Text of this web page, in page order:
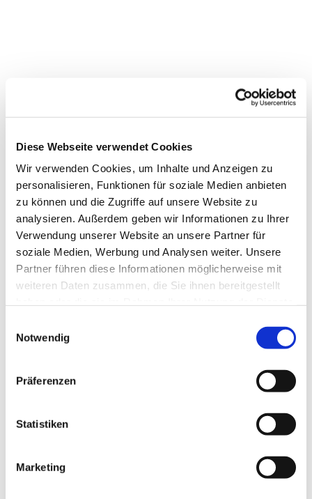
Diese Webseite verwendet Cookies
Wir verwenden Cookies, um Inhalte und Anzeigen zu
personalisieren, Funktionen für soziale Medien anbieten
zu können und die Zugriffe auf unsere Website zu
analysieren. Außerdem geben wir Informationen zu Ihrer
Verwendung unserer Website an unsere Partner für
soziale Medien, Werbung und Analysen weiter. Unsere
Partner führen diese Informationen möglicherweise mit
weiteren Daten zusammen, die Sie ihnen bereitgestellt
Notwendig
Präferenzen
Statistiken
Marketing
Dies könnte Sie auch